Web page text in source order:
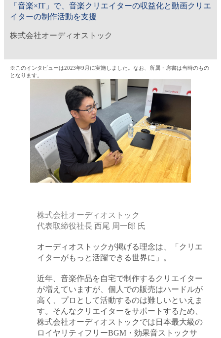
コンサルティング・シンクタンク・事務所
IT・通信
WEB（デジタル・メディア・ゲーム）
コンピュータハード・周辺機器
半導体
機械・装置
自動車・部品
金属・素材
メディカル（医薬品・CRO・医療機器）
医療・介護・福祉
その他
「音楽×IT」で、音楽クリエイターの収益化と動画クリエ
イターの制作活動を支援
株式会社オーディオストック
※このインタビューは2023年9月に実施しました。なお、所属・肩書は当時のもの
となります。
株式会社オーディオストック
代表取締役社長 西尾 周一郎 氏
オーディオストックが掲げる理念は、「クリエ
イターがもっと活躍できる世界に」。
近年、音楽作品を自宅で制作するクリエイター
が増えていますが、個人での販売はハードルが
高く、プロとして活動するのは難しいといえま
す。そんなクリエイターをサポートするため、
株式会社オーディオストックでは日本最大級の
ロイヤリティフリーBGM・効果音ストックサ